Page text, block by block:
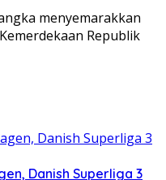
menyemarakkan
Republik
Danish Superliga 3